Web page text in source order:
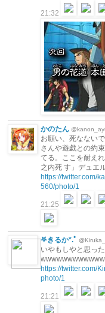
21:32
かのたん
お願い、死なない
さんや遊戯との約
てる。ここを耐え
之内死 す」デュエ
https://twitter.com/
560/photo/1
21:25
𖤐きるか*.ﾟ
いやもしやと思っ
https://twitter.com/
photo/1
21:21